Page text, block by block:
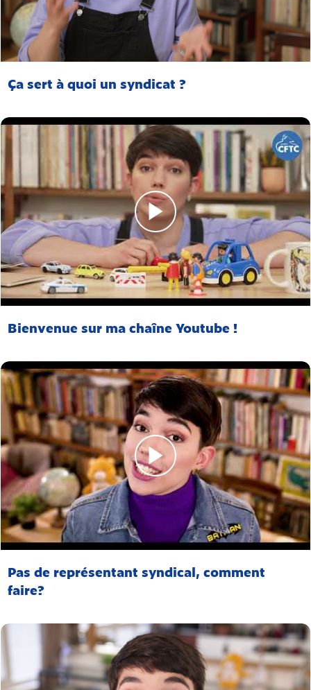
Ça sert à quoi un syndicat ?
Bienvenue sur ma chaîne Youtube !
Pas de représentant syndical, comment
faire?